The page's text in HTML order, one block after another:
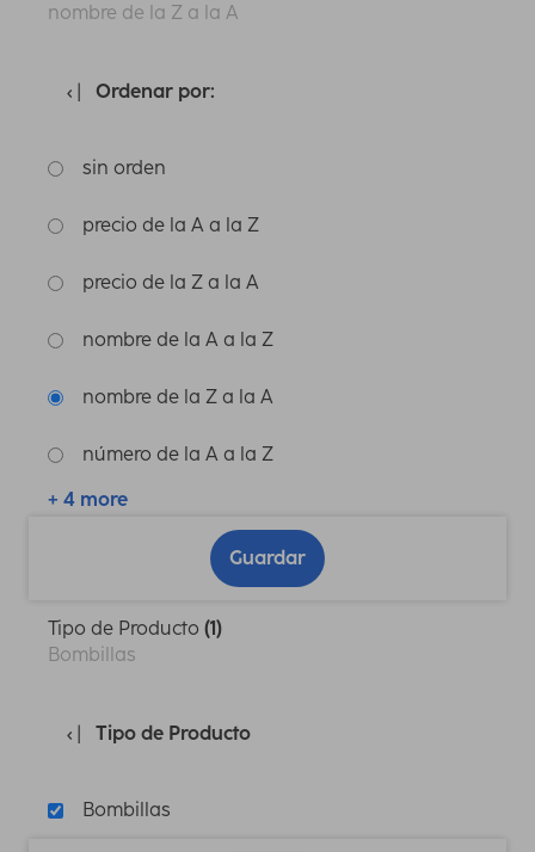
nombre de la Z a la A
Ordenar por:
sin orden
precio de la A a la Z
precio de la Z a la A
nombre de la A a la Z
nombre de la Z a la A
número de la A a la Z
+ 4 more
Guardar
Tipo de Producto (1)
Bombillas
Tipo de Producto
Bombillas